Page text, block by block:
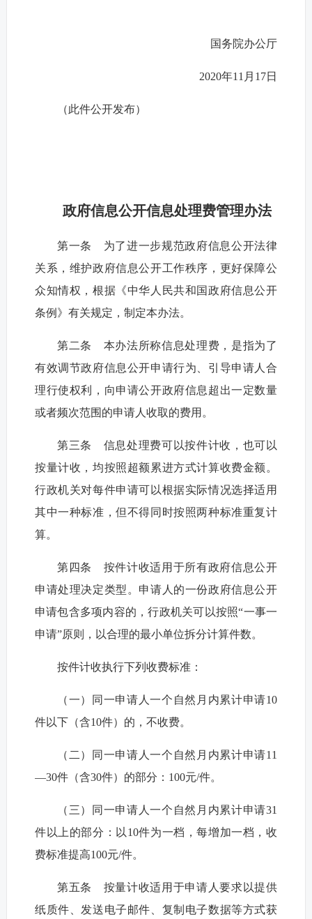
国务院办公厅
2020年11月17日
（此件公开发布）
政府信息公开信息处理费管理办法
第一条 为了进一步规范政府信息公开法律
关系，维护政府信息公开工作秩序，更好保障公
众知情权，根据《中华人民共和国政府信息公开
条例》有关规定，制定本办法。
第二条 本办法所称信息处理费，是指为了
有效调节政府信息公开申请行为、引导申请人合
理行使权利，向申请公开政府信息超出一定数量
或者频次范围的申请人收取的费用。
第三条 信息处理费可以按件计收，也可以
按量计收，均按照超额累进方式计算收费金额。
行政机关对每件申请可以根据实际情况选择适用
其中一种标准，但不得同时按照两种标准重复计
算。
第四条 按件计收适用于所有政府信息公开
申请处理决定类型。申请人的一份政府信息公开
申请包含多项内容的，行政机关可以按照“一事一
申请”原则，以合理的最小单位拆分计算件数。
按件计收执行下列收费标准：
（一）同一申请人一个自然月内累计申请10
件以下（含10件）的，不收费。
（二）同一申请人一个自然月内累计申请11
—30件（含30件）的部分：100元/件。
（三）同一申请人一个自然月内累计申请31
件以上的部分：以10件为一档，每增加一档，收
费标准提高100元/件。
第五条 按量计收适用于申请人要求以提供
纸质件、发送电子邮件、复制电子数据等方式获